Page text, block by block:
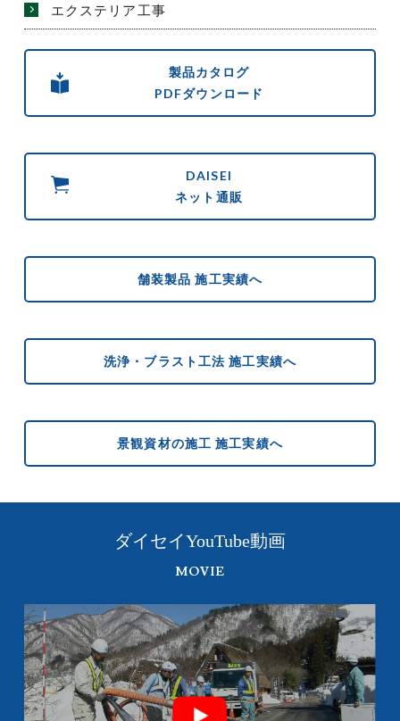
エクステリア工事
製品カタログ
PDFダウンロード
DAISEI
ネット通販
舗装製品 施工実績へ
洗浄・ブラスト工法 施工実績へ
景観資材の施工 施工実績へ
ダイセイYouTube動画
MOVIE